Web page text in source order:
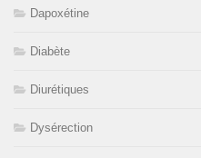
Dapoxétine
Diabète
Diurétiques
Dysérection